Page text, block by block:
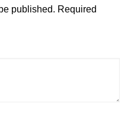
published. Required